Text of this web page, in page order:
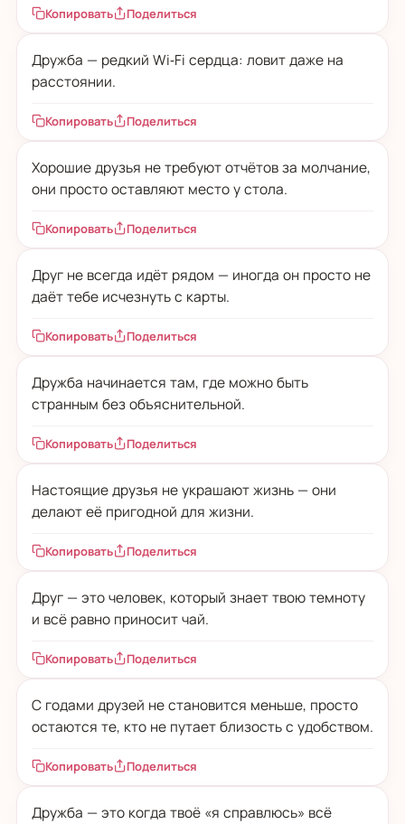
Копировать Поделиться
Дружба — редкий Wi‑Fi сердца: ловит даже на
расстоянии.
Копировать Поделиться
Хорошие друзья не требуют отчётов за молчание,
они просто оставляют место у стола.
Копировать Поделиться
Друг не всегда идёт рядом — иногда он просто не
даёт тебе исчезнуть с карты.
Копировать Поделиться
Дружба начинается там, где можно быть
странным без объяснительной.
Копировать Поделиться
Настоящие друзья не украшают жизнь — они
делают её пригодной для жизни.
Копировать Поделиться
Друг — это человек, который знает твою темноту
и всё равно приносит чай.
Копировать Поделиться
С годами друзей не становится меньше, просто
остаются те, кто не путает близость с удобством.
Копировать Поделиться
Дружба — это когда твоё «я справлюсь» всё